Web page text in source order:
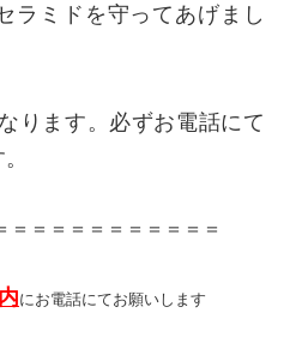
ラミドを守ってあげまし
ります。必ずお電話にて
＝＝＝＝＝＝＝＝＝＝＝
にお電話にてお願いします